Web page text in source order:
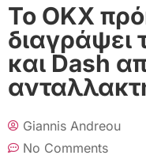
Το OKX
διαγράψει
και Dash
Giannis Andreou
No Comments